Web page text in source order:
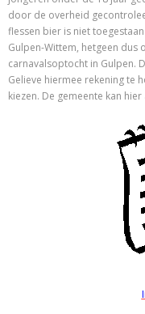
door de overheid
flessen bier is niet
Gulpen-Wittem, hetgeen dus
carnavalsoptocht in Gulpen.
Gelieve hiermee rekening te
kiezen. De gemeente kan